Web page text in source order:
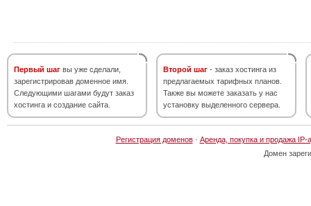
Первый шаг вы уже сделали,
зарегистрировав доменное имя.
Следующими шагами будут заказ
хостинга и создание сайта.
Второй шаг - заказ хостинга из
предлагаемых тарифных планов.
Также вы можете заказать у нас
установку выделенного сервера.
Регистрация доменов· Аренда, покупка и продажа IP-
Домен